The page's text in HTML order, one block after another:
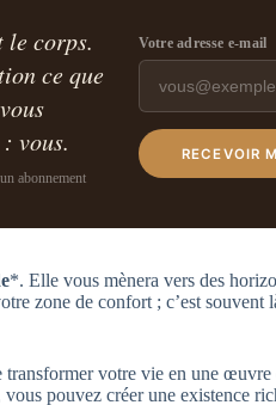
corps.
ce que
vous.
abonnement
Votre adresse e-mail
RECEVOIR
*. Elle vous mènera vers des
zone de confort ; c’est souvent
transformer votre vie en une œuvre
pouvez créer une existence